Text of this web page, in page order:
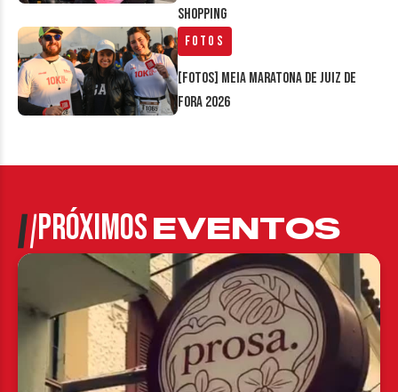
Shopping
Fotos
[FOTOS] Meia Maratona de Juiz de
Fora 2026
PRÓXIMOSEVENTOS